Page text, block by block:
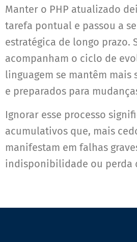
Manter o PHP atualizado
tarefa pontual e passou a
estratégica de longo prazo.
acompanham o ciclo de
linguagem se mantêm mais
e preparados para
Ignorar esse processo
acumulativos que, mais
manifestam em falhas
indisponibilidade ou perda